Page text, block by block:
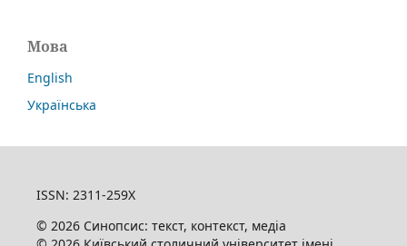
Мова
English
Українська
ISSN: 2311-259X
© 2026 Синопсис: текст, контекст, медіа